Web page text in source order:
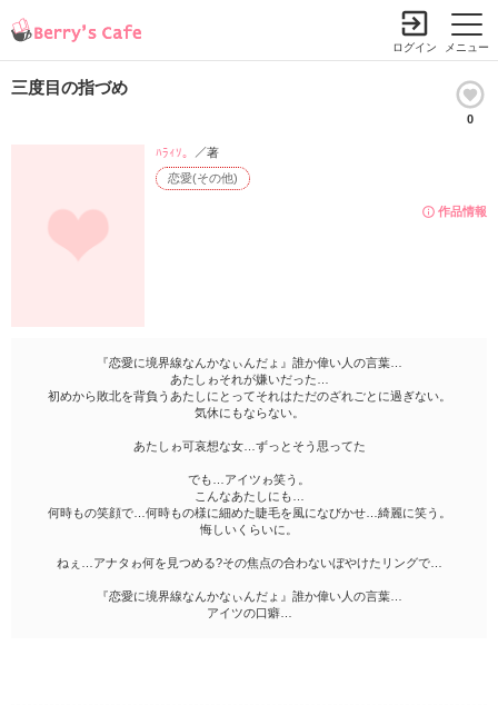
メニュー
ログイン
三度目の指づめ
0
作品情報
恋愛(その他)
ﾊﾗｨｿ。 ／著
『恋愛に境界線なんかなぃんだょ』誰か偉い人の言葉…
あたしゎそれが嫌いだった…
初めから敗北を背負うあたしにとってそれはただのざれごとに過ぎない。
気休にもならない。
あたしゎ可哀想な女…ずっとそう思ってた
でも…アイツゎ笑う。
こんなあたしにも…
何時もの笑顔で…何時もの様に細めた睫毛を風になびかせ…綺麗に笑う。
悔しいくらいに。
ねぇ…アナタゎ何を見つめる?その焦点の合わないぼやけたリングで…
『恋愛に境界線なんかなぃんだょ』誰か偉い人の言葉…
アイツの口癖…